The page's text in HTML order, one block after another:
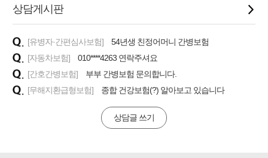
#교통사고대비 운전자보험
#무해지 건강보험
#바뀌기전에 4세대 가입
상담게시판
[유병자·간편심사보험]
54년생 친정어머니 간병보험
[자동차보험]
010****4263 연락주셔요
[간호간병보험]
부부 간병보험 문의합니다.
[무해지환급형보험]
종합 건강보험(?) 알아보고 있습니다
상담글 쓰기